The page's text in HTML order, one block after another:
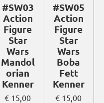
#SW03
Action
Figure
Star
Wars
Mandol
orian
Kenner
€ 15,00
#SW05
Action
Figure
Star
Wars
Boba
Fett
Kenner
€ 15,00